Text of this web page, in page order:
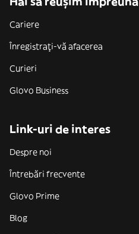
Cariere
Înregistrați-vă afacerea
Curieri
Glovo Business
Link-uri de interes
Despre noi
Întrebări frecvente
Glovo Prime
Blog